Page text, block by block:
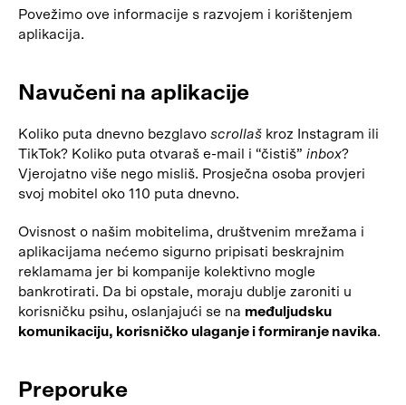
Povežimo ove informacije s razvojem i korištenjem
aplikacija.
Navučeni na aplikacije
Koliko puta dnevno bezglavo scrollaš kroz Instagram ili
TikTok? Koliko puta otvaraš e-mail i “čistiš” inbox?
Vjerojatno više nego misliš. Prosječna osoba provjeri
svoj mobitel oko 110 puta dnevno.
Ovisnost o našim mobitelima, društvenim mrežama i
aplikacijama nećemo sigurno pripisati beskrajnim
reklamama jer bi kompanije kolektivno mogle
bankrotirati. Da bi opstale, moraju dublje zaroniti u
korisničku psihu, oslanjajući se na međuljudsku
komunikaciju, korisničko ulaganje i formiranje navika.
Preporuke